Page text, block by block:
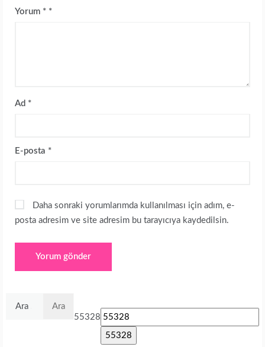
Yorum *
Ad *
E-posta *
Daha sonraki yorumlarımda kullanılması için adım, e-
posta adresim ve site adresim bu tarayıcıya kaydedilsin.
55328